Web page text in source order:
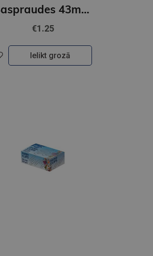
Saspraudes 43mm FOROFIS apļveida niķelētas 100gab
€1.25
Ielikt grozā